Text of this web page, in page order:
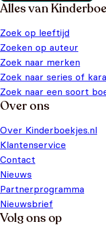
Alles van
Zoek op leeftijd
Zoeken op auteur
Zoek naar merken
Zoek naar series of
Zoek naar een soort
Over ons
Over Kinderboekjes.nl
Klantenservice
Contact
Nieuws
Partnerprogramma
Nieuwsbrief
Volg ons op